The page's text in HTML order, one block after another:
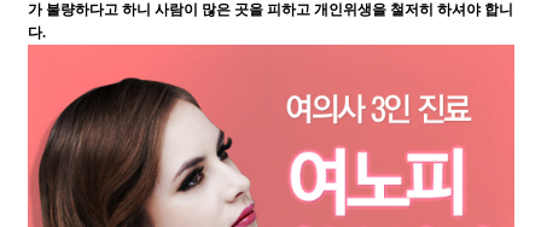
가 불량하다고 하니 사람이 많은 곳을 피하고 개인위생을 철저히 하셔야 합니
다.